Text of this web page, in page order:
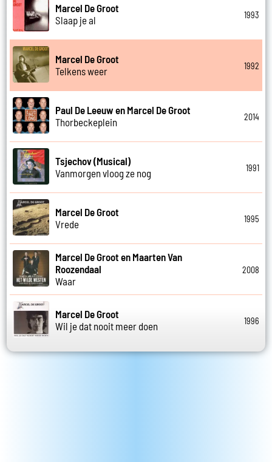
Marcel De Groot
Slaap je al
1993
Marcel De Groot
Telkens weer
1992
Paul De Leeuw en Marcel De Groot
Thorbeckeplein
2014
Tsjechov (Musical)
Vanmorgen vloog ze nog
1991
Marcel De Groot
Vrede
1995
Marcel De Groot en Maarten Van
Roozendaal
Waar
2008
Marcel De Groot
Wil je dat nooit meer doen
1996